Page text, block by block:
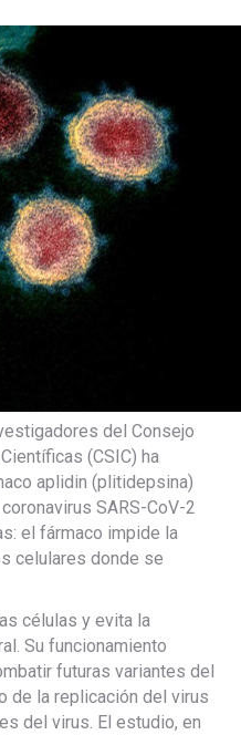
del Consejo
(CSIC) ha
aplidin (plitidepsina)
SARS-CoV-2
el fármaco impide la
celulares donde se
células y evita la
Su funcionamiento
futuras variantes del
de la replicación del virus
del virus. El estudio, en